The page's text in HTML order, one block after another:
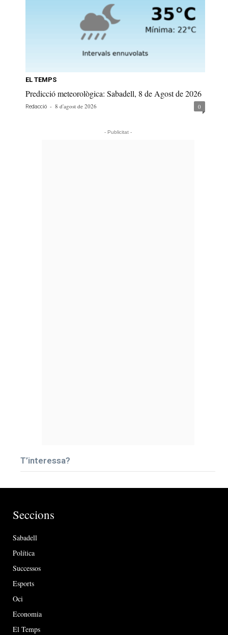
EL TEMPS
Predicció meteorològica: Sabadell, 8 de Agost de 2026
Redacció - 8 d'agost de 2026 0
- Publicitat -
T’interessa?
Seccions
Sabadell
Política
Successos
Esports
Oci
Economia
El Temps